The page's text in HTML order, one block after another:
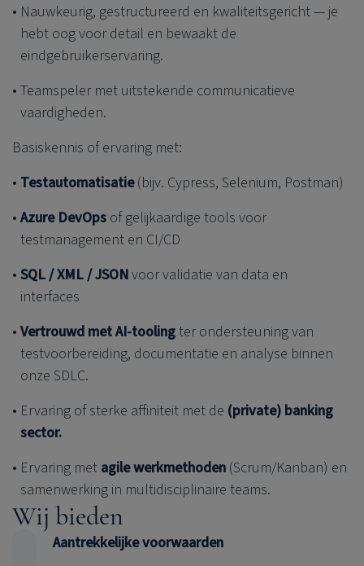
Nauwkeurig, gestructureerd en kwaliteitsgericht — je
hebt oog voor detail en bewaakt de
eindgebruikerservaring.
Teamspeler met uitstekende communicatieve
vaardigheden.
Basiskennis of ervaring met:
Testautomatisatie(bijv. Cypress, Selenium, Postman)
Azure DevOps of gelijkaardige tools voor
testmanagement en CI/CD
SQL / XML / JSONvoor validatie van data en
interfaces
Vertrouwd met AI-tooling ter ondersteuning van
testvoorbereiding, documentatie en analyse binnen
onze SDLC.
Ervaring of sterke affiniteit met de (private) banking
sector.
Ervaring met agile werkmethoden (Scrum/Kanban) en
samenwerking in multidisciplinaire teams.
Wij bieden
Aantrekkelijke voorwaarden